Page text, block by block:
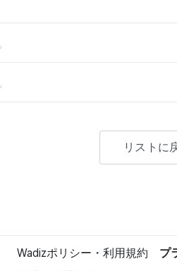
リストに
Wadizポリシー・利用規約
プ